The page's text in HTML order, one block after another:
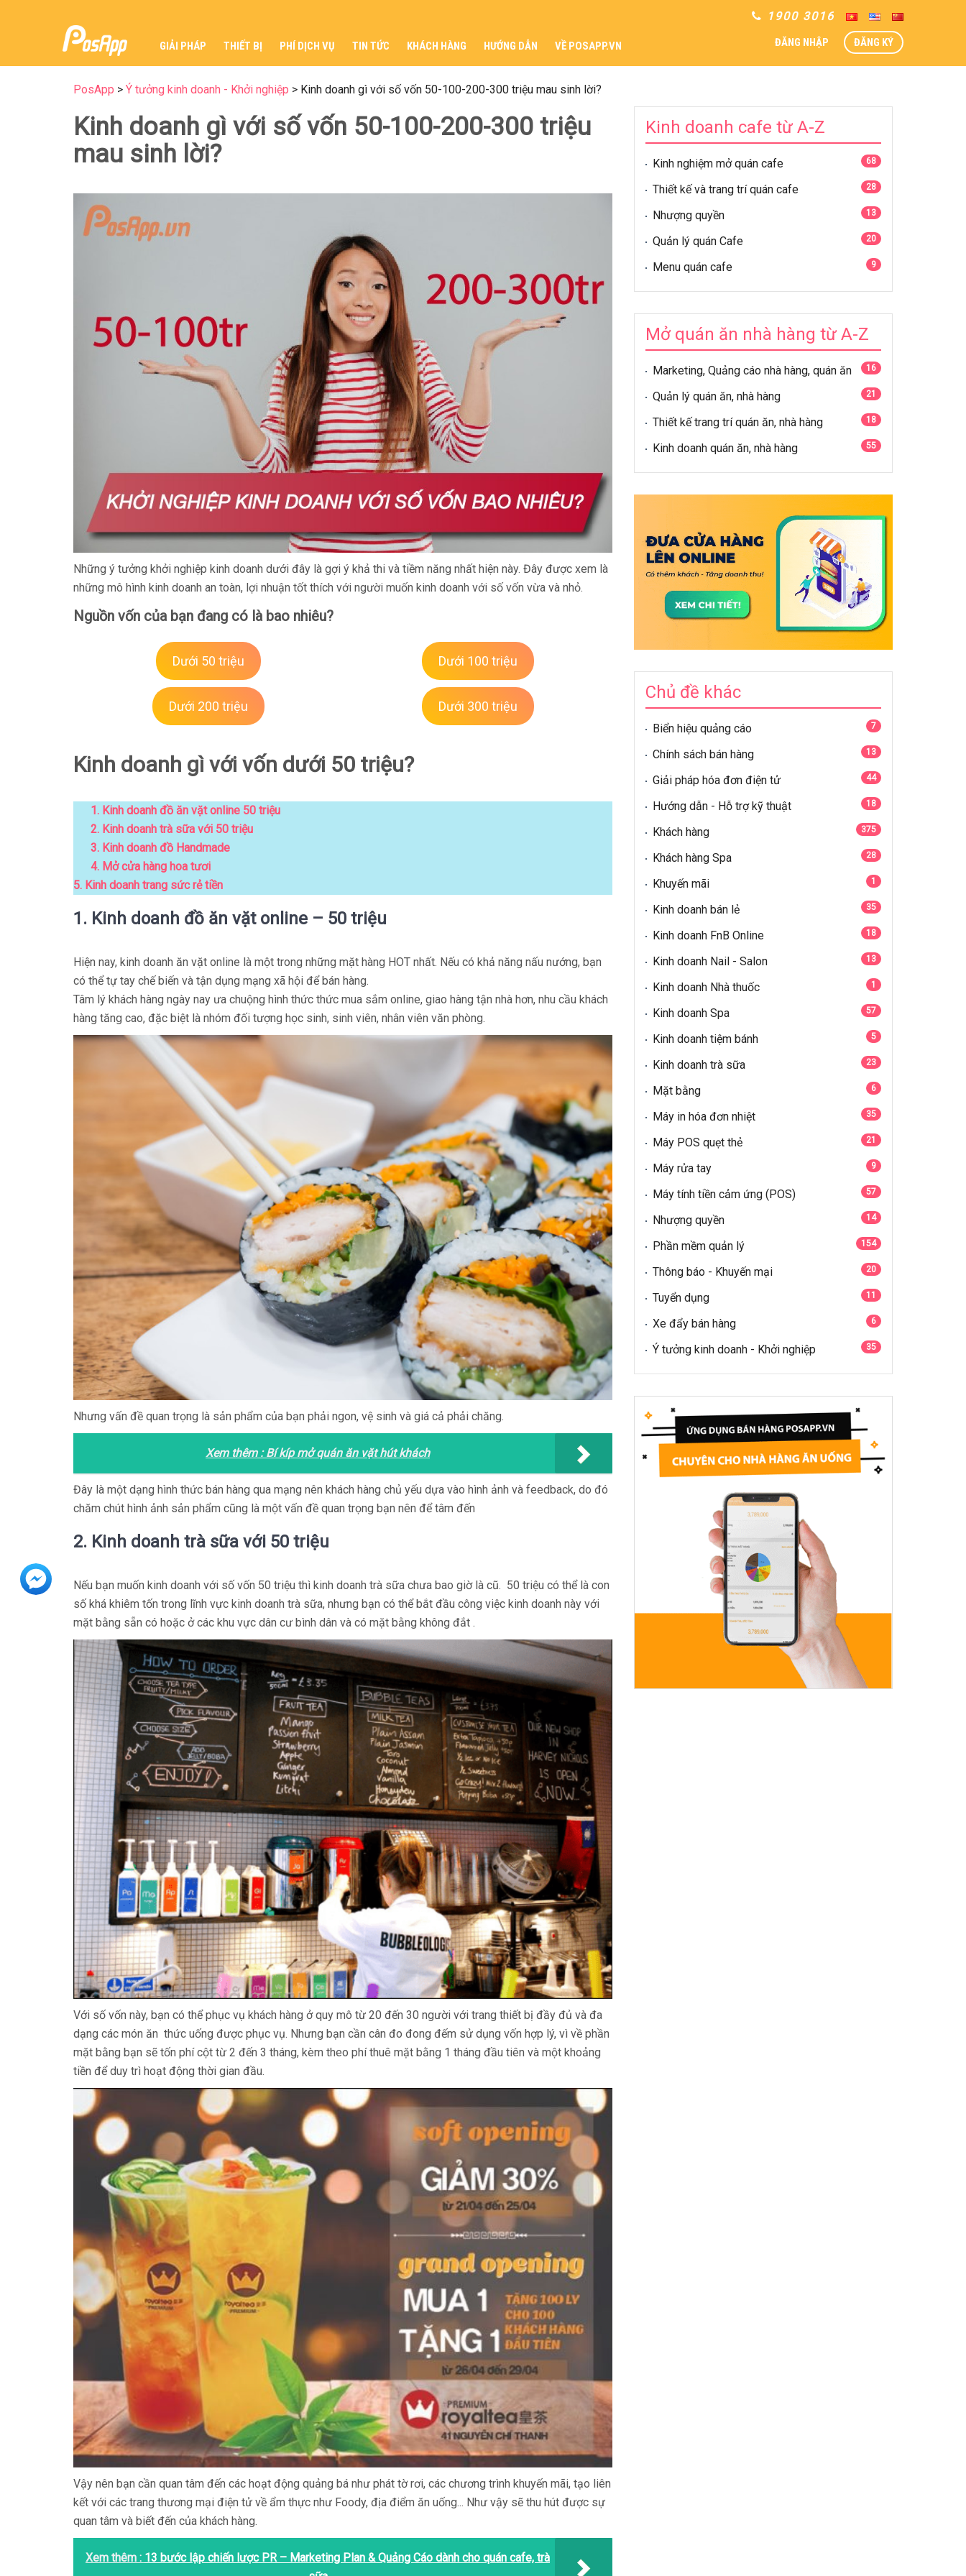
1900 3016
GIẢI PHÁP THIẾT BỊ PHÍ DỊCH VỤ TIN TỨC KHÁCH HÀNG HƯỚNG DẪN VỀ POSAPP.VN ĐĂNG NHẬP ĐĂNG KÝ
PosApp > Ý tưởng kinh doanh - Khởi nghiệp > Kinh doanh gì với số vốn 50-100-200-300 triệu mau sinh lời?
Kinh doanh gì với số vốn 50-100-200-300 triệu
mau sinh lời?
Những ý tưởng khởi nghiệp kinh doanh dưới đây là gợi ý khả thi và tiềm năng nhất hiện này. Đây được xem là
những mô hình kinh doanh an toàn, lợi nhuận tốt thích với người muốn kinh doanh với số vốn vừa và nhỏ.
Nguồn vốn của bạn đang có là bao nhiêu?
Dưới 50 triệu
Dưới 200 triệu
Dưới 100 triệu
Dưới 300 triệu
Kinh doanh gì với vốn dưới 50 triệu?
1. Kinh doanh đồ ăn vặt online 50 triệu
2. Kinh doanh trà sữa với 50 triệu
3. Kinh doanh đồ Handmade
4. Mở cửa hàng hoa tươi
5. Kinh doanh trang sức rẻ tiền
1. Kinh doanh đồ ăn vặt online – 50 triệu
Hiện nay, kinh doanh ăn vặt online là một trong những mặt hàng HOT nhất. Nếu có khả năng nấu nướng, bạn
có thể tự tay chế biến và tận dụng mạng xã hội để bán hàng.
Tâm lý khách hàng ngày nay ưa chuộng hình thức thức mua sắm online, giao hàng tận nhà hơn, nhu cầu khách
hàng tăng cao, đặc biệt là nhóm đối tượng học sinh, sinh viên, nhân viên văn phòng.
Nhưng vấn đề quan trọng là sản phẩm của bạn phải ngon, vệ sinh và giá cả phải chăng.
Xem thêm :Bí kíp mở quán ăn vặt hút khách
Đây là một dạng hình thức bán hàng qua mạng nên khách hàng chủ yếu dựa vào hình ảnh và feedback, do đó
chăm chút hình ảnh sản phẩm cũng là một vấn đề quan trọng bạn nên để tâm đến
2. Kinh doanh trà sữa với 50 triệu
Nếu bạn muốn kinh doanh với số vốn 50 triệu thì kinh doanh trà sữa chưa bao giờ là cũ. 50 triệu có thể là con
số khá khiêm tốn trong lĩnh vực kinh doanh trà sữa, nhưng bạn có thể bắt đầu công việc kinh doanh này với
mặt bằng sẵn có hoặc ở các khu vực dân cư bình dân và có mặt bằng không đắt .
Với số vốn này, bạn có thể phục vụ khách hàng ở quy mô từ 20 đến 30 người với trang thiết bị đầy đủ và đa
dạng các món ăn thức uống được phục vụ. Nhưng bạn cần cân đo đong đếm sử dụng vốn hợp lý, vì về phần
mặt bằng bạn sẽ tốn phí cột từ 2 đến 3 tháng, kèm theo phí thuê mặt bằng 1 tháng đầu tiên và một khoảng
tiền để duy trì hoạt động thời gian đầu.
Vậy nên bạn cần quan tâm đến các hoạt động quảng bá như phát tờ rơi, các chương trình khuyến mãi, tạo liên
kết với các trang thương mại điện tử về ẩm thực như Foody, địa điểm ăn uống... Như vậy sẽ thu hút được sự
quan tâm và biết đến của khách hàng.
Xem thêm : 13 bước lập chiến lược PR – Marketing Plan & Quảng Cáo dành cho quán cafe, trà
Kinh doanh cafe từ A-Z
Kinh nghiệm mở quán cafe 68
Thiết kế và trang trí quán cafe 28
Nhượng quyền 13
Quản lý quán Cafe 20
Menu quán cafe 9
Mở quán ăn nhà hàng từ A-Z
Marketing, Quảng cáo nhà hàng, quán ăn 16
Quản lý quán ăn, nhà hàng 21
Thiết kế trang trí quán ăn, nhà hàng 18
Kinh doanh quán ăn, nhà hàng 55
Chủ đề khác
Biển hiệu quảng cáo 7
Chính sách bán hàng 13
Giải pháp hóa đơn điện tử 44
Hướng dẫn - Hỗ trợ kỹ thuật 18
Khách hàng 375
Khách hàng Spa 28
Khuyến mãi 1
Kinh doanh bán lẻ 35
Kinh doanh FnB Online 18
Kinh doanh Nail - Salon 13
Kinh doanh Nhà thuốc 1
Kinh doanh Spa 57
Kinh doanh tiệm bánh 5
Kinh doanh trà sữa 23
Mặt bằng 6
Máy in hóa đơn nhiệt 35
Máy POS quẹt thẻ 21
Máy rửa tay 9
Máy tính tiền cảm ứng (POS) 57
Nhượng quyền 14
Phần mềm quản lý 154
Thông báo - Khuyến mại 20
Tuyển dụng 11
Xe đẩy bán hàng 6
Ý tưởng kinh doanh - Khởi nghiệp 35